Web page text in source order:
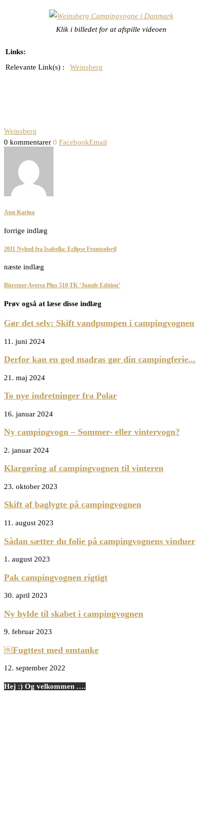
Klik i billedet for at afspille videoen
Links:
Relevante Link(s) :
Weinsberg
Weinsberg
0 kommentarer 0 FacebookEmail
Ann Karina
forrige indlæg
2011 Nyhed fra Isabella: Eclipse Frontsolsejl
næste indlæg
Bürstner Averso Plus 510 TK ‘Jungle Edition’
Prøv også at læse disse indlæg
Gør det selv: Skift vandpumpen i campingvognen
11. juni 2024
Derfor kan en god madras gør din campingferie...
21. maj 2024
To nye indretninger fra Polar
16. januar 2024
Ny campingvogn – Sommer- eller vintervogn?
2. januar 2024
Klargøring af campingvognen til vinteren
23. oktober 2023
Skift af baglygte på campingvognen
11. august 2023
Sådan sætter du folie på campingvognens vinduer
1. august 2023
Pak campingvognen rigtigt
30. april 2023
Ny hylde til skabet i campingvognen
9. februar 2023
￼Fugttest med omtanke
12. september 2022
Hej :) Og velkommen ….